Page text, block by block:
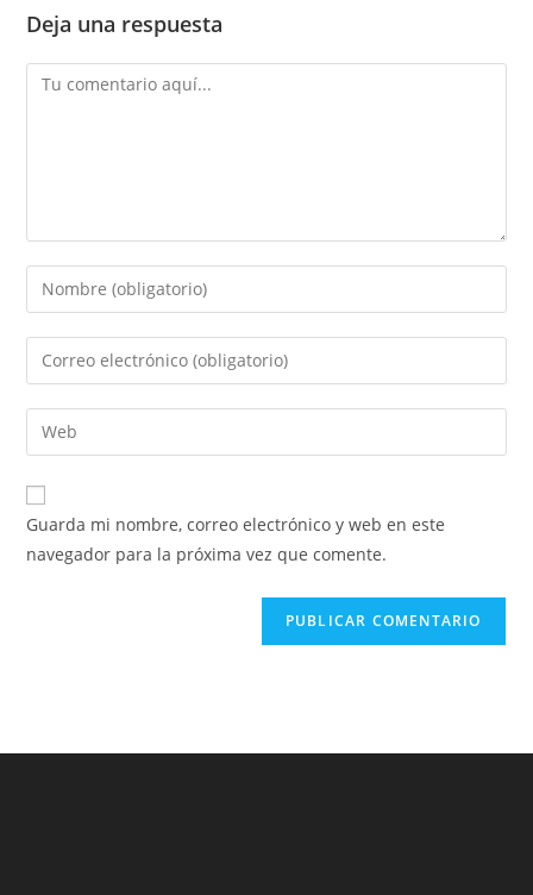
Deja una respuesta
Guarda mi nombre, correo electrónico y web en este
navegador para la próxima vez que comente.